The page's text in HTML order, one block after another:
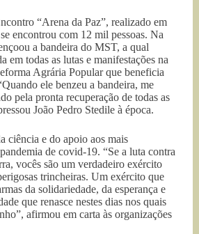
“Arena da Paz”, realizado em
encontrou com 12 mil pessoas. Na
a bandeira do MST, a qual
em todas as lutas e manifestações na
Agrária Popular que beneficia
ele benzeu a bandeira, me
pela pronta recuperação de todas as
João Pedro Stedile à época.
ciência e do apoio aos mais
de covid-19. “Se a luta contra
vocês são um verdadeiro exército
trincheiras. Um exército que
da solidariedade, da esperança e
que renasce nestes dias nos quais
afirmou em carta às organizações